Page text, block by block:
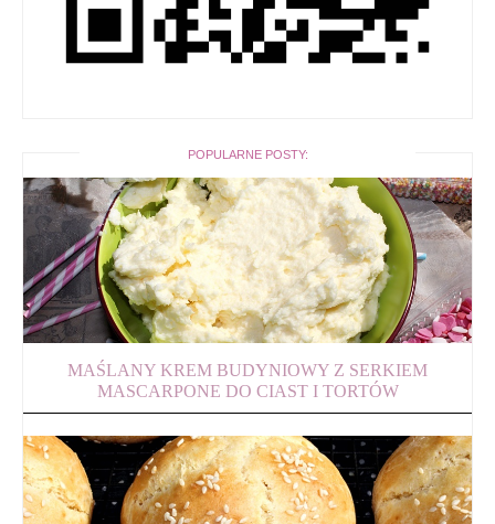
POPULARNE POSTY:
MAŚLANY KREM BUDYNIOWY Z SERKIEM
MASCARPONE DO CIAST I TORTÓW